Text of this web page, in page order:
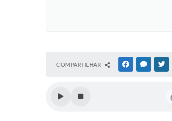
COMPARTILHAR FACEBOOK